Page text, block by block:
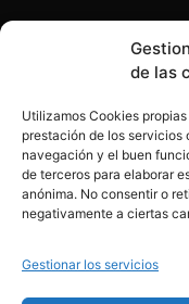
de las
Utilizamos Cookies
prestación de los servicios
navegación y el buen
de terceros para elaborar
anónima. No consentir o
negativamente a ciertas
Gestionar los servicios
Otras formas de
© 2020,